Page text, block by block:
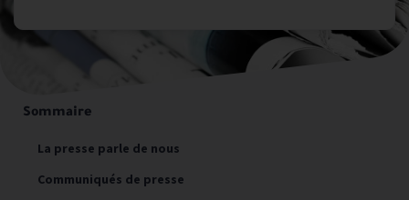
Sommaire
La presse parle de nous
Communiqués de presse